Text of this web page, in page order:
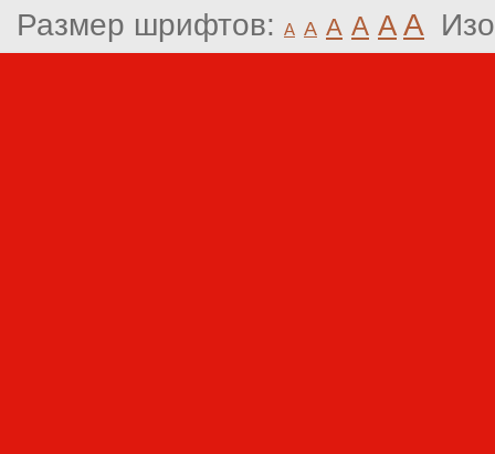
Размер шрифтов: A A A A A A